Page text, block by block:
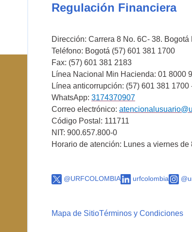
Regulación Financiera
Dirección: Carrera 8 No. 6C- 38. Bogotá
Teléfono: Bogotá (57) 601 381 1700
Fax: (57) 601 381 2183
Línea Nacional Min Hacienda: 01 8000
Línea anticorrupción: (57) 601 381 1700
WhatsApp: 3174370907
Correo electrónico:
Código Postal: 111711
NIT: 900.657.800-0
Horario de atención: Lunes a viernes
@URFCOLOMBIA urfcolombia
Mapa de SitioTérminos y Condiciones